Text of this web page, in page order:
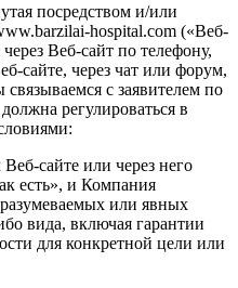
посредством и/или
hospital.com («Веб-
Веб-сайт по телефону,
сайте, через чат или форум,
с заявителем по
регулироваться в
сайте или через него
есть», и Компания
или явных
вида, включая гарантии
для конкретной цели или